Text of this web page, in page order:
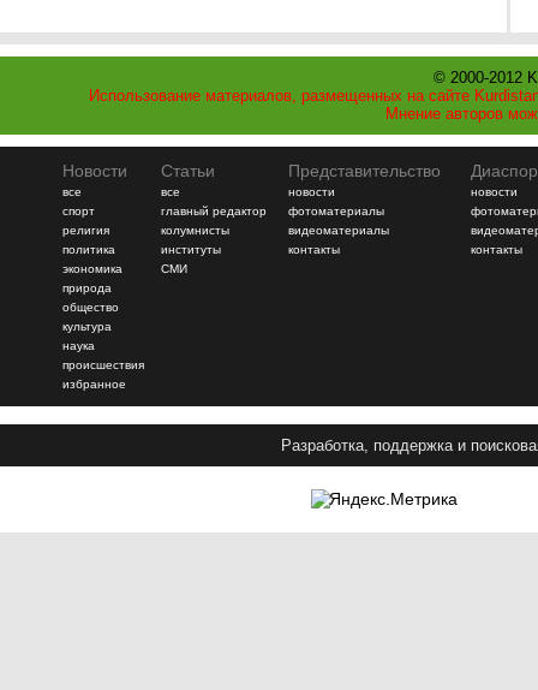
© 2000-2012
Использование материалов, размещенных на сайте
Мнение авторов
Новости
все
спорт
религия
политика
экономика
природа
общество
культура
наука
происшествия
избранное
Статьи
все
главный редактор
колумнисты
институты
СМИ
Представительство
новости
фотоматериалы
видеоматериалы
контакты
новости
контакты
Разработка, поддержка и